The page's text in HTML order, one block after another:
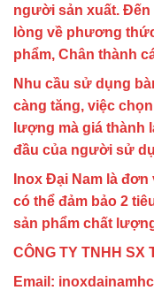
người sản xuất. Đến
lòng về phương
phẩm, Chân thành
Nhu cầu sử dụng
càng tăng, việc
lượng mà giá thành
đầu của người sử
Inox Đại Nam là
có thể đảm bảo 2
sản phẩm chất
CÔNG TY TNHH SX
Email: